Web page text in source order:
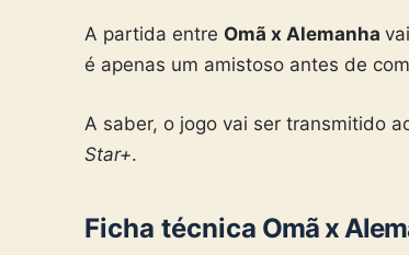
A partida entre Omã x Alemanha
é apenas um amistoso antes de
A saber, o jogo vai ser transmitido
Star+.
Ficha técnica Omã x